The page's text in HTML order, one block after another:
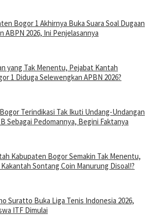
Bogor 1 Akhirnya Buka Suara Soal Dugaan
ABPN 2026, Ini Penjelasannya
yang Tak Menentu, Pejabat Kantah
1 Diduga Selewengkan APBN 2026?
Terindikasi Tak Ikuti Undang-Undangan
Sebagai Pedomannya, Begini Faktanya
Kabupaten Bogor Semakin Tak Menentu,
Sontang Coin Manurung Disoal!?
Suratto Buka Liga Tenis Indonesia 2026,
ITF Dimulai